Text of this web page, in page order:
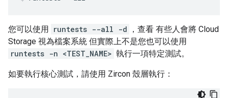
您可以使用 runtests --all -d
，查看 有些人會將 Cloud
Storage 視為檔案系統 但實際上不是您也可以使用
runtests -n <TEST_NAME> 執行一項特定測試。
如要執行核心測試，請使用 Zircon 殼層執行：